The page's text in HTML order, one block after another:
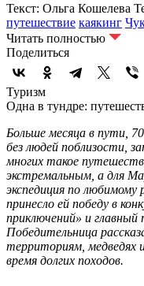
Текст: Ольга Кошелева
путешествие каякинг
Читать полностью
Поделиться
Туризм
Одна в тундре:
Больше месяца в пути,
без людей поблизости,
многих такое
экстремальным, а для
экспедиция по любимому
принесло ей победу в
приключений» и главный
Победительница
территориям, медведях
время долгих походов.